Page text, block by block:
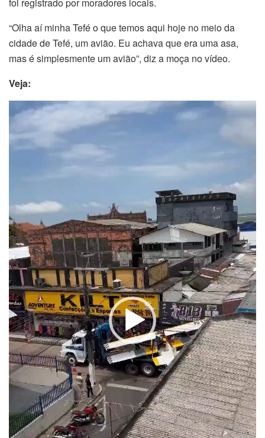
“Olha aí minha Tefé o que temos aqui hoje no meio da
cidade de Tefé, um avião. Eu achava que era uma asa,
mas é simplesmente um avião”, diz a moça no vídeo.
Veja:
Tocador
vídeo